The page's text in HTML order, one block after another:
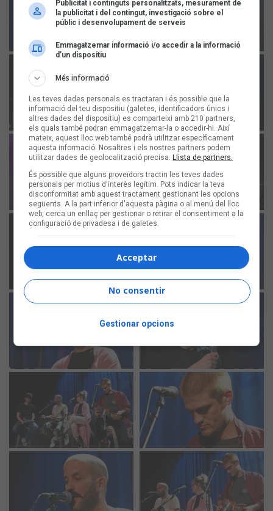
Publicitat i continguts personalitzats, mesurament de
la publicitat i del contingut, investigació sobre el
públic i desenvolupament de serveis
Emmagatzemar informació i/o accedir a la informació
d’un dispositiu
Més informació
Les teves dades personals es tractaran i és possible que la
informació del teu dispositiu (galetes, identificadors únics i
altres dades del dispositiu) es comparteixi amb 210 partners,
els quals també podran emmagatzemar-la o accedir-hi. Així
mateix, aquest lloc web també podrà utilitzar específicament
aquesta informació. Nosaltres i els nostres partners podem
utilitzar dades de geolocalització precisa.Llista de partners.
És possible que alguns proveïdors tractin les teves dades
personals per motius d'interès legítim. Pots indicar la teva
disconformitat amb aquest tractament gestionant les opcions
següents. A la part inferior d'aquesta pàgina o al menú del lloc
web, cerca un enllaç per gestionar o retirar el consentiment a la
configuració de privadesa i de galetes.
Acceptar
No consentir
Gestionar opcions